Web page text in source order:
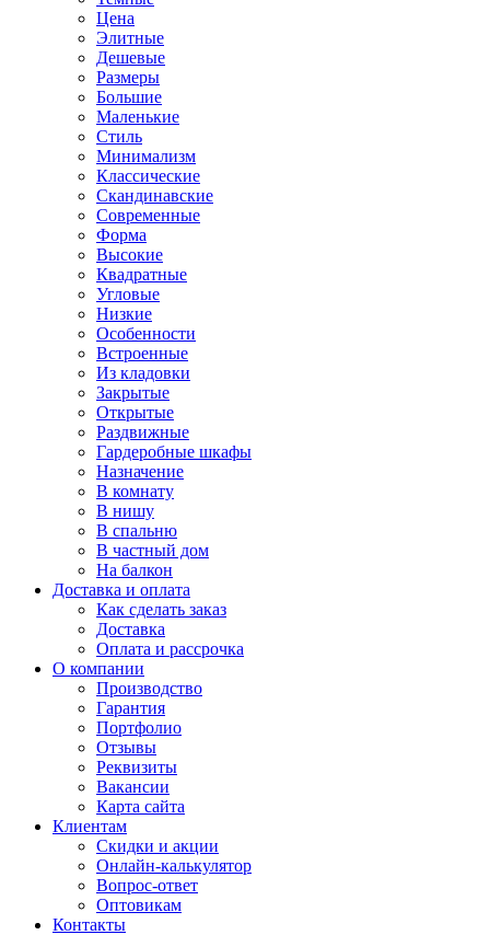
Цена
Элитные
Дешевые
Размеры
Большие
Маленькие
Стиль
Минимализм
Классические
Скандинавские
Современные
Форма
Высокие
Квадратные
Угловые
Низкие
Особенности
Встроенные
Из кладовки
Закрытые
Открытые
Раздвижные
Гардеробные шкафы
Назначение
В комнату
В нишу
В спальню
В частный дом
На балкон
Доставка и оплата
Как сделать заказ
Доставка
Оплата и рассрочка
О компании
Производство
Гарантия
Портфолио
Отзывы
Реквизиты
Вакансии
Карта сайта
Клиентам
Скидки и акции
Онлайн-калькулятор
Вопрос-ответ
Оптовикам
Контакты